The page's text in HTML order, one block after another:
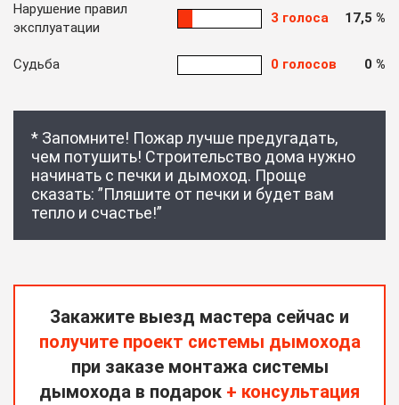
Нарушение правил
эксплуатации
3 голоса 17,5 %
Судьба 0 голосов 0 %
* Запомните! Пожар лучше предугадать,
чем потушить! Строительство дома нужно
начинать с печки и дымоход. Проще
сказать: ”Пляшите от печки и будет вам
тепло и счастье!”
Закажите выезд мастера сейчас и
получите проект системы дымохода
при заказе монтажа системы
дымохода в подарок + консультация